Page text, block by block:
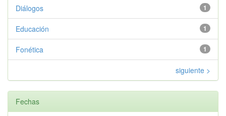
1
Diálogos
1
Educación
1
Fonética
siguiente >
Fechas